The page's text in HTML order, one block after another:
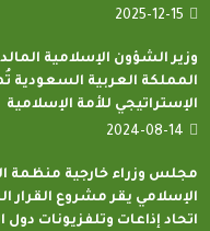
2025-12-15
وزير الشؤون الإسلامية
المملكة العربية السعودية
الإستراتيجي للأمة الإسلامية
2024-08-14
مجلس وزراء خارجية منظمة
الإسلامي يقر مشروع القرار
اتحاد إذاعات وتلفزيونات